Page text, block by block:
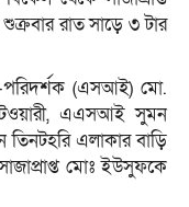
রাত সাড়ে ৩ টার
পরিদর্শক (এসআই) মো.
এএসআই সুমন
তিনটহরি এলাকার বাড়ি
মোঃ ইউসুফকে